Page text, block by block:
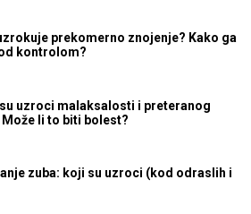
prekomerno znojenje? Kako ga
kontrolom?
uzroci malaksalosti i preteranog
li to biti bolest?
zuba: koji su uzroci (kod odraslih i